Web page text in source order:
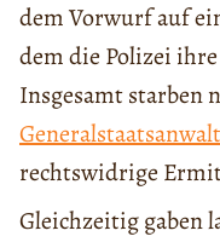
dem Vorwurf auf
dem die Polizei
Insgesamt starben
rechtswidrige
Gleichzeitig gaben